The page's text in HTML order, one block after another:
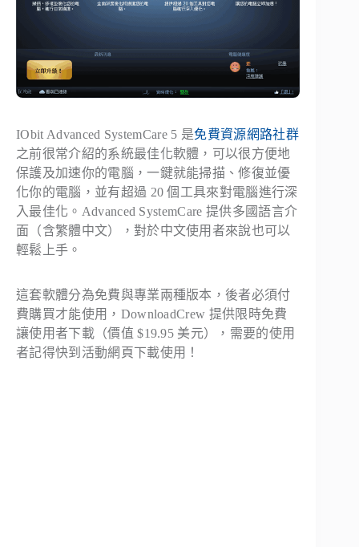
IObit Advanced SystemCare 5 是免費資源網路社群
之前很常介紹的系統最佳化軟體，可以很方便地
保護及加速你的電腦，一鍵就能掃描、修復並優
化你的電腦，並有超過 20 個工具來對電腦進行深
入最佳化。Advanced SystemCare 提供多國語言介
面（含繁體中文），對於中文使用者來說也可以
輕鬆上手。
這套軟體分為免費與專業兩種版本，後者必須付
費購買才能使用，DownloadCrew 提供限時免費
讓使用者下載（價值 $19.95 美元），需要的使用
者記得快到活動網頁下載使用！